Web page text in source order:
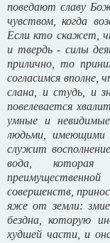
поведают славу
чувством, когда
Если кто скажет,
и твердь - силы
прилично, то
согласимся
слана, и студь, и
повелевается
умные и
людьми, имеющими
служит
вода, которая
совершенств,
яже от земли:
бездна, которую
худшей части, и